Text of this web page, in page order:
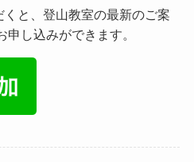
と、登山教室の最新のご案
し込みができます。